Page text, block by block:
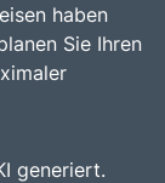
haben
Sie Ihren
generiert.